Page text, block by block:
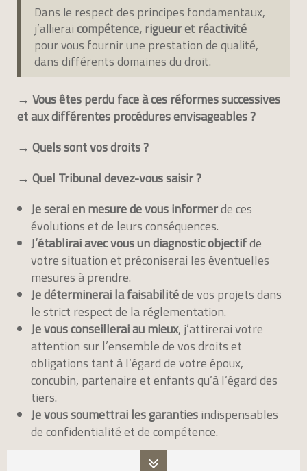
Dans le respect des principes fondamentaux,
j’allieraicompétence, rigueur et réactivité
pour vous fournir une prestation de qualité,
dans différents domaines du droit.
→ Vous êtes perdu face à ces réformes successives
et aux différentes procédures envisageables ?
→ Quels sont vos droits ?
→ Quel Tribunal devez-vous saisir ?
Je serai en mesure de vous informerde ces
évolutions et de leurs conséquences.
J’établirai avec vous un diagnostic objectifde
votre situation et préconiserai les éventuelles
mesures à prendre.
Je déterminerai la faisabilitéde vos projets dans
le strict respect de la réglementation.
Je vous conseillerai au mieux, j’attirerai votre
attention sur l’ensemble de vos droits et
obligations tant à l’égard de votre époux,
concubin, partenaire et enfants qu’à l’égard des
tiers.
Je vous soumettrai les garantiesindispensables
de confidentialité et de compétence.